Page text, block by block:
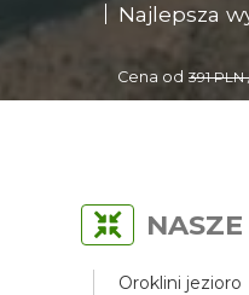
Najlepsza
Cena od 391
NASZE
Oroklini jezioro